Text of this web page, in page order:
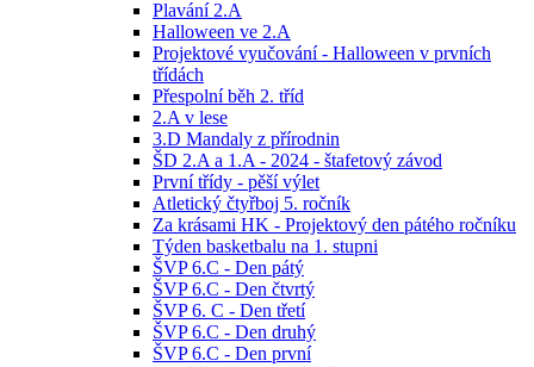
Plavání 2.A
Halloween ve 2.A
Projektové vyučování - Halloween v prvních
třídách
Přespolní běh 2. tříd
2.A v lese
3.D Mandaly z přírodnin
ŠD 2.A a 1.A - 2024 - štafetový závod
První třídy - pěší výlet
Atletický čtyřboj 5. ročník
Za krásami HK - Projektový den pátého ročníku
Týden basketbalu na 1. stupni
ŠVP 6.C - Den pátý
ŠVP 6.C - Den čtvrtý
ŠVP 6. C - Den třetí
ŠVP 6.C - Den druhý
ŠVP 6.C - Den první